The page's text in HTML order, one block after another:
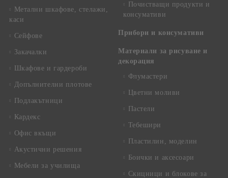
Метални шкафове, стелажи,
каси
Сейфове
Закачалки
Шкафове и гардероби
Допълнителни плотове
Подлакътници
Кардекс
Офис вкъщи
Акустични решения
Мебели за училища
Почистващи продукти и
консумативи
Прибори и консумативи
Материали за рисуване и
декорация
Флумастери
Цветни моливи
Пастели
Тебешири
Пластилин, моделин
Боички и аксесоари
Скицници и блокове за